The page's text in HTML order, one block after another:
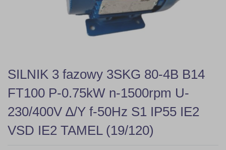
Skip
to
the
beginning
of
the
images
gallery
SILNIK 3 fazowy 3SKG 80-4B B14
FT100 P-0.75kW n-1500rpm U-
230/400V ∆/Y f-50Hz S1 IP55 IE2
VSD IE2 TAMEL (19/120)